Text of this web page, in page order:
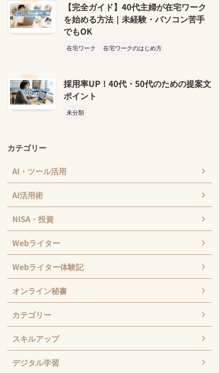
【完全ガイド】40代主婦が在宅ワーク
を始める方法｜未経験・パソコン苦手
でもOK
在宅ワーク 在宅ワークのはじめ方
採用率UP！40代・50代のための提案文
ポイント
未分類
カテゴリー
AI・ツール活用
AI活用術
NISA・投資
Webライター
Webライター体験記
オンライン秘書
カテゴリー
スキルアップ
デジタル学習